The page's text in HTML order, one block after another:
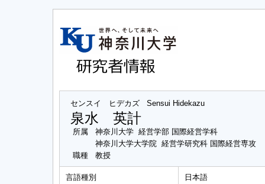
センスイ ヒデカズ Sensui Hidekazu
泉水 英計
所属
神奈川大学 経営学部 国際経営学科
神奈川大学大学院 経営学研究科 国際経営専攻
職種
教授
言語種別 日本語